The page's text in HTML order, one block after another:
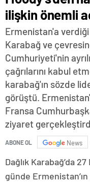
ilişkin önemli
Ermenistan'a verdiği
Karabağ ve
Cumhuriyeti'nin
çağrılarını kabul
karabağ'ın sözde
görüştü.
Fransa
ziyaret
ABONE OL News
Dağlık Karabağ’da
günde